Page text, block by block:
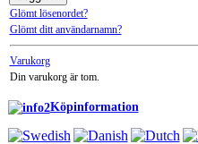
Glömt lösenordet?
Glömt ditt användarnamn?
Varukorg
Din varukorg är tom.
Köpinformation